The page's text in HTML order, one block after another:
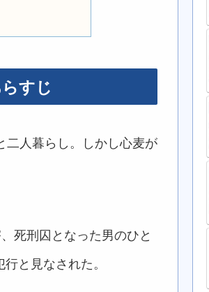
すじ
二人暮らし。しかし心麦が
死刑囚となった男のひと
と見なされた。